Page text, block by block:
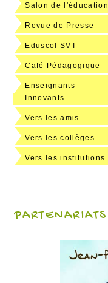
Salon de l'éducation
Revue de Presse
Eduscol SVT
Café Pédagogique
Enseignants
Innovants
Vers les amis
Vers les collèges
Vers les institutions
PARTENARIATS